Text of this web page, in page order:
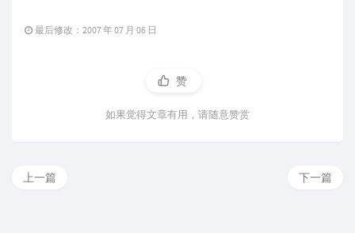
最后修改：2007 年 07 月 06 日
赞
如果觉得文章有用，请随意赞赏
下一篇
上一篇